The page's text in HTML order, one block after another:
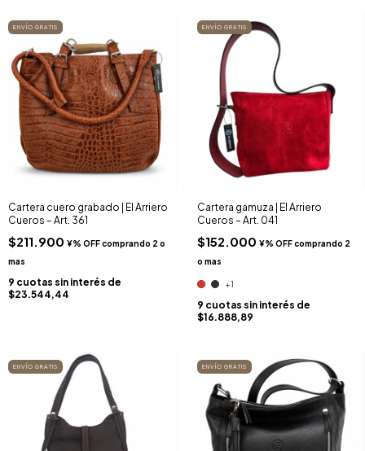
ENVÍO GRATIS
Cartera cuero grabado | El Arriero
Cueros – Art. 361
$211.900
9 cuotas sin interés de
$23.544,44
ENVÍO GRATIS
Cartera gamuza | El Arriero
Cueros – Art. 041
$152.000
+1
9 cuotas sin interés de
$16.888,89
ENVÍO GRATIS ENVÍO GRATIS